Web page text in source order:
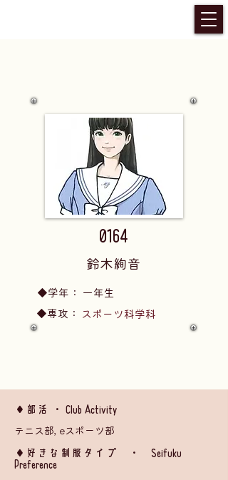
0164
鈴木絢音
​◆学年：
一年生
スポーツ科学科
​◆専攻：
◆部活 ・ Club Activity
テニス部, eスポーツ部
​◆好きな制服タイプ ・ Seifuku
Preference